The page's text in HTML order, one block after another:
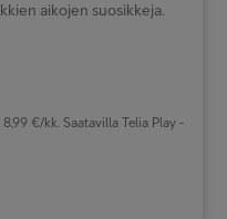
aikojen suosikkeja.
€/kk. Saatavilla Telia Play -